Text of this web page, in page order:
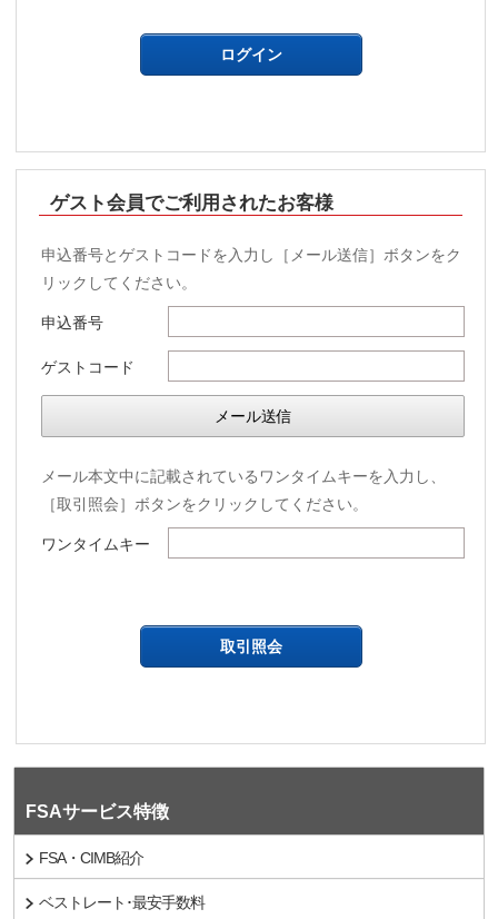
ゲスト会員でご利用されたお客様
申込番号とゲストコードを入力し［メール送信］ボタンをク
リックしてください。
申込番号
ゲストコード
メール本文中に記載されているワンタイムキーを入力し、
［取引照会］ボタンをクリックしてください。
ワンタイムキー
FSAサービス特徴
FSA・CIMB紹介
ベストレート･最安手数料